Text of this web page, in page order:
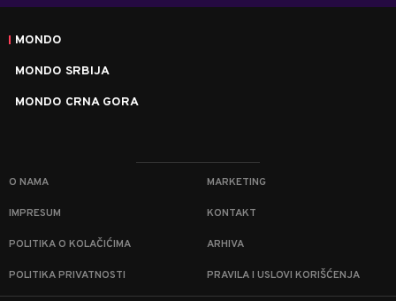
MONDO
MONDO SRBIJA
MONDO CRNA GORA
O NAMA MARKETING
IMPRESUM KONTAKT
POLITIKA O KOLAČIĆIMA ARHIVA
POLITIKA PRIVATNOSTI PRAVILA I USLOVI KORIŠĆENJA